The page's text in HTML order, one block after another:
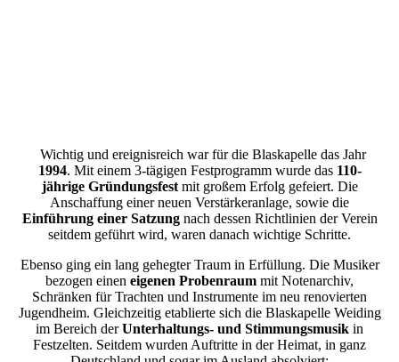
Wichtig und ereignisreich war für die Blaskapelle das Jahr
1994. Mit einem 3-tägigen Festprogramm wurde das 110-
jährige Gründungsfestmit großem Erfolg gefeiert. Die
Anschaffung einer neuen Verstärkeranlage, sowie die
Einführung einer Satzungnach dessen Richtlinien der Verein
seitdem geführt wird, waren danach wichtige Schritte.
Ebenso ging ein lang gehegter Traum in Erfüllung. Die Musiker
bezogen einen eigenen Probenraum mit Notenarchiv,
Schränken für Trachten und Instrumente im neu renovierten
Jugendheim. Gleichzeitig etablierte sich die Blaskapelle Weiding
im Bereich derUnterhaltungs- und Stimmungsmusik in
Festzelten. Seitdem wurden Auftritte in der Heimat, in ganz